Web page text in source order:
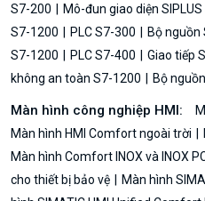
S7-200
Mô-đun giao diện
S7-1200
PLC S7-300 Bộ nguồn
S7-1200
PLC S7-400 Giao tiếp
không an toàn S7-1200
Bộ
Màn hình công nghiệp HMI:
Màn hình HMI Comfort ngoài trời
Màn hình Comfort INOX và INOX
cho thiết bị bảo vệ
Màn hình